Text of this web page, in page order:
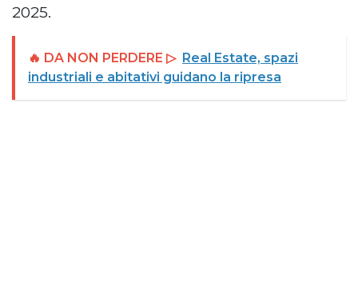
2025.
🔥 DA NON PERDERE ▷ Real Estate, spazi
industriali e abitativi guidano la ripresa